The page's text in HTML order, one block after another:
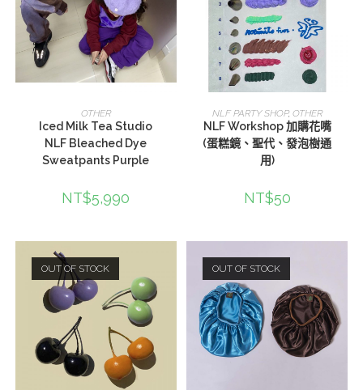
選擇規格
OTHER
Iced Milk Tea Studio
NLF Bleached Dye
Sweatpants Purple
NT$5,990
選擇規格
NLF PARTY SHOP, OTHER
NLF Workshop 加購花嘴
(蛋糕鏡、聖代、發泡樹通
用)
NT$50
OUT OF STOCK OUT OF STOCK